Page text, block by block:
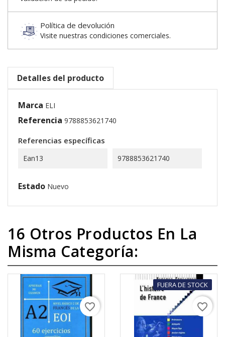
Política de devolución
Visite nuestras condiciones comerciales.
Detalles del producto
Marca ELI
Referencia 9788853621740
Referencias específicas
Ean13 9788853621740
Estado Nuevo
16 Otros Productos En La
Misma Categoría:
favorite_border
FUERA DE STOCK
favorite_border